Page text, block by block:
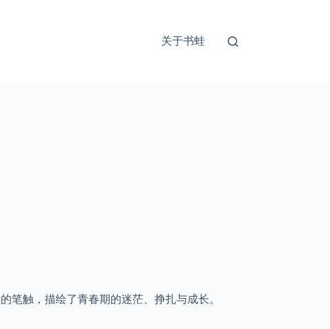
关于书蛙
笔触，描绘了青春期的迷茫、挣扎与成长。